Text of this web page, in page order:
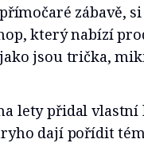
zábavě,
který nabízí
jsou trička,
lety přidal
dají pořídit